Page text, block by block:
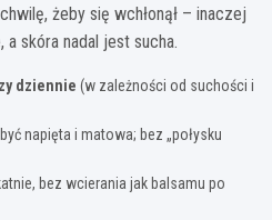
żeby się wchłonął – inaczej
skóra nadal jest sucha.
dziennie (w zależności od suchości i
napięta i matowa; bez „połysku
bez wcierania jak balsamu po